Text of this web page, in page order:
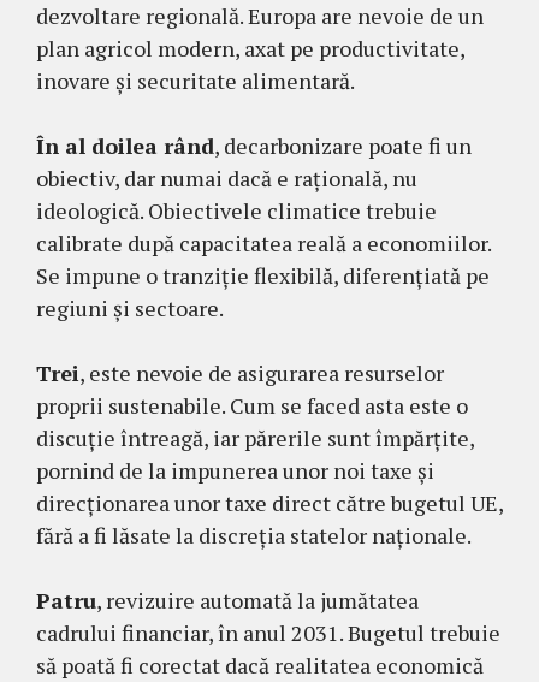
dezvoltare regională. Europa are nevoie de un
plan agricol modern, axat pe productivitate,
inovare și securitate alimentară.
În al doilea rând, decarbonizare poate fi un
obiectiv, dar numai dacă e rațională, nu
ideologică. Obiectivele climatice trebuie
calibrate după capacitatea reală a economiilor.
Se impune o tranziție flexibilă, diferențiată pe
regiuni și sectoare.
Trei, este nevoie de asigurarea resurselor
proprii sustenabile. Cum se faced asta este o
discuție întreagă, iar părerile sunt împărțite,
pornind de la impunerea unor noi taxe și
direcționarea unor taxe direct către bugetul UE,
fără a fi lăsate la discreția statelor naționale.
Patru, revizuire automată la jumătatea
cadrului financiar, în anul 2031. Bugetul trebuie
să poată fi corectat dacă realitatea economică